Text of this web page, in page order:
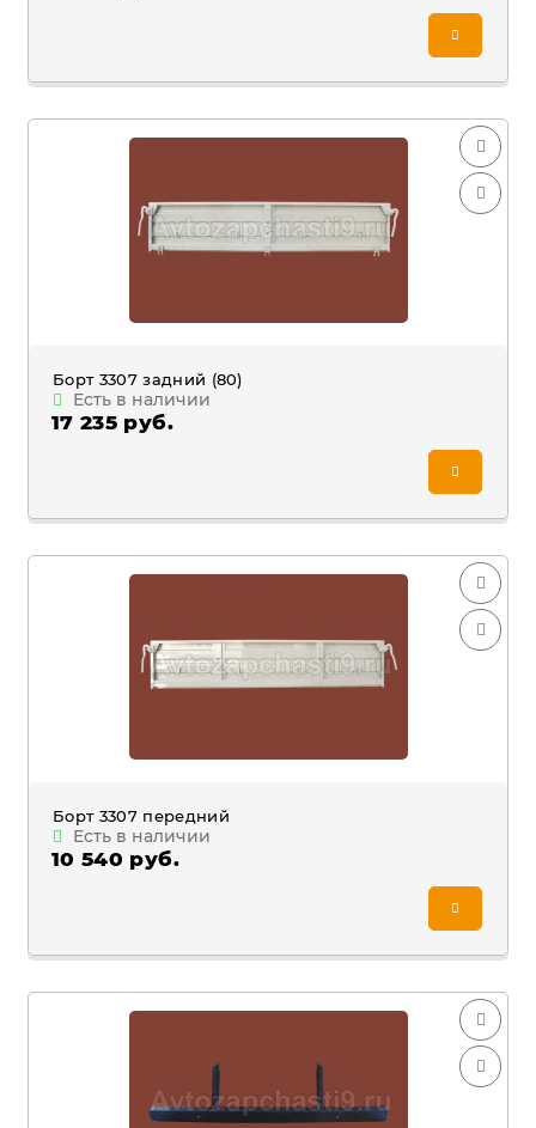
Борт 3307 задний (80)
Есть в наличии
17 235 руб.
Борт 3307 передний
Есть в наличии
10 540 руб.